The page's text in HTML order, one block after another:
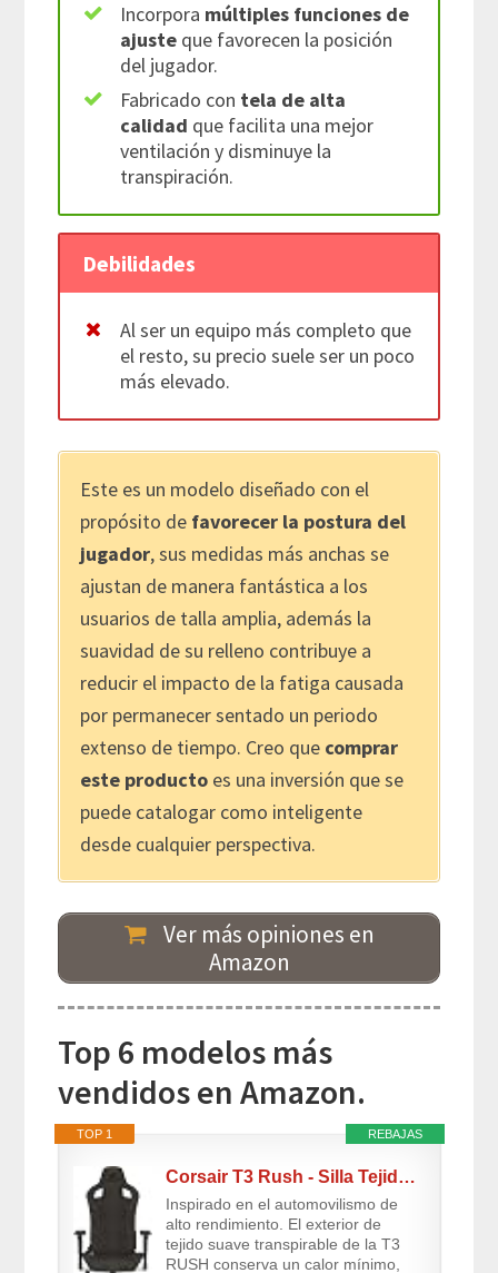
Incorpora múltiples funciones de
ajuste que favorecen la posición
del jugador.
Fabricado con tela de alta
calidad que facilita una mejor
ventilación y disminuye la
transpiración.
Debilidades
Al ser un equipo más completo que
el resto, su precio suele ser un poco
más elevado.
Este es un modelo diseñado con el
propósito de favorecer la postura del
jugador, sus medidas más anchas se
ajustan de manera fantástica a los
usuarios de talla amplia, además la
suavidad de su relleno contribuye a
reducir el impacto de la fatiga causada
por permanecer sentado un periodo
extenso de tiempo. Creo que comprar
este producto es una inversión que se
puede catalogar como inteligente
desde cualquier perspectiva.
Ver más opiniones en
Amazon
Top 6 modelos más
vendidos en Amazon.
REBAJAS
TOP 1
Corsair T3 Rush - Silla Tejido Poliéster de Videojuegos (Exterior de Tela Suave...
Inspirado en el automovilismo de
alto rendimiento. El exterior de
tejido suave transpirable de la T3
RUSH conserva un calor mínimo,